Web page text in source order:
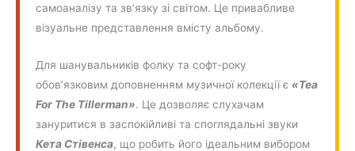
самоаналізу та зв’язку зі світом. Це привабливе
візуальне представлення вмісту альбому.
Для шанувальників фолку та софт-року
обов’язковим доповненням музичної колекції є «Tea
For The Tillerman». Це дозволяє слухачам
зануритися в заспокійливі та споглядальні звуки
Кета Стівенса, що робить його ідеальним вибором